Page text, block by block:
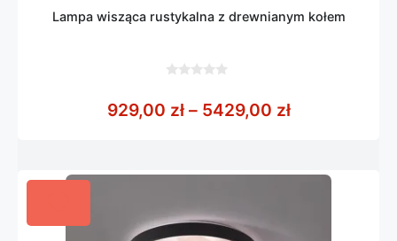
Lampa wisząca rustykalna z drewnianym kołem
5
929,00 zł – 5429,00 złZakres cen: